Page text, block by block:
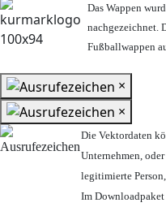
Das Wappen
nachgezeichnet.
Fußballwappen
×
×
Die Vektordaten
Unternehmen,
legitimierte Person,
Im